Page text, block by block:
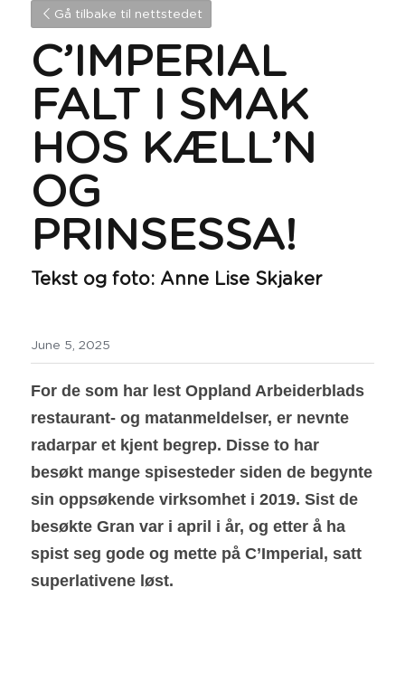
Gå tilbake til nettstedet
C’IMPERIAL
FALT I SMAK
HOS KÆLL’N
OG
PRINSESSA!
Tekst og foto: Anne Lise Skjaker
June 5, 2025
For de som har lest Oppland Arbeiderblads
restaurant- og matanmeldelser, er nevnte
radarpar et kjent begrep. Disse to har
besøkt mange spisesteder siden de begynte
sin oppsøkende virksomhet i 2019. Sist de
besøkte Gran var i april i år, og etter å ha
spist seg gode og mette på C’Imperial, satt
superlativene løst.